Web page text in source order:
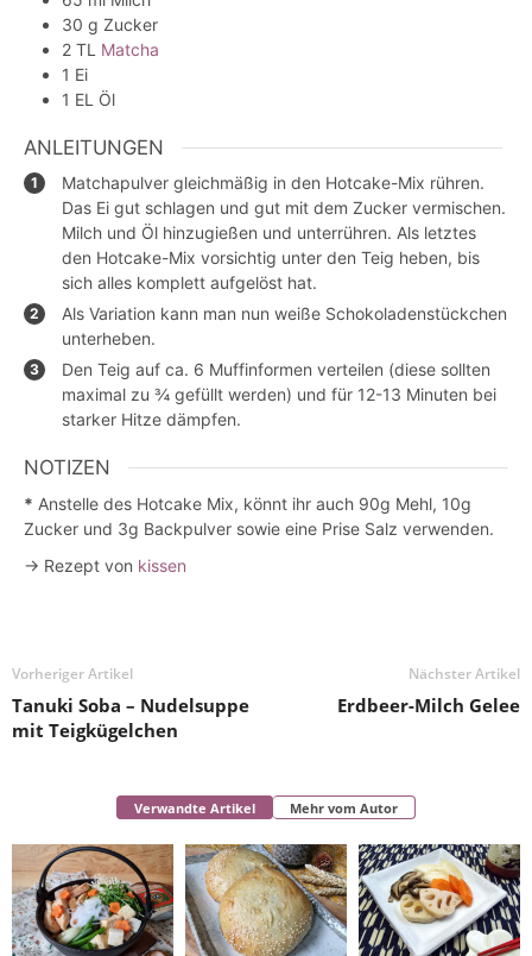
30 g Zucker
2 TL Matcha
1 Ei
1 EL Öl
ANLEITUNGEN
Matchapulver gleichmäßig in den Hotcake-Mix rühren.
Das Ei gut schlagen und gut mit dem Zucker vermischen.
Milch und Öl hinzugießen und unterrühren. Als letztes
den Hotcake-Mix vorsichtig unter den Teig heben, bis
sich alles komplett aufgelöst hat.
Als Variation kann man nun weiße Schokoladenstückchen
unterheben.
Den Teig auf ca. 6 Muffinformen verteilen (diese sollten
maximal zu ¾ gefüllt werden) und für 12-13 Minuten bei
starker Hitze dämpfen.
NOTIZEN
* Anstelle des Hotcake Mix, könnt ihr auch 90g Mehl, 10g
Zucker und 3g Backpulver sowie eine Prise Salz verwenden.
→ Rezept von kissen
Vorheriger Artikel
Tanuki Soba – Nudelsuppe
mit Teigkügelchen
Nächster Artikel
Erdbeer-Milch Gelee
Verwandte Artikel Mehr vom Autor